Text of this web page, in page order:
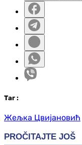
Таг :
Жељка Цвијановић